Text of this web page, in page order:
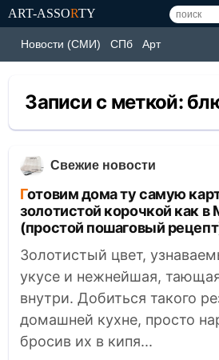
ART-ASSORTY
Новости (СМИ) СПб Арт
Записи с меткой:
Свежие новости
Готовим дома ту самую картошку фри с
золотистой корочкой как
(простой пошаговый
Золотистый цвет,
укусе и нежнейшая,
внутри. Добиться такого
домашней кухне, просто
бросив их в кипя...